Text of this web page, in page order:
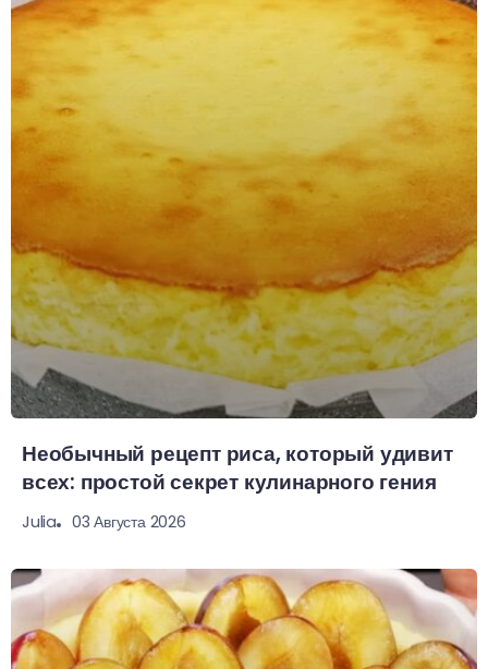
Необычный рецепт риса, который удивит
всех: простой секрет кулинарного гения
Julia 03 Августа 2026